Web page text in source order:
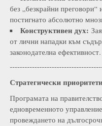
без „безкрайни
постигнато абсолютно
Конструктивен дух:
от лични нападки към
законодателна ефективност.
Стратегически
Програмата на
едновременното
провеждането на